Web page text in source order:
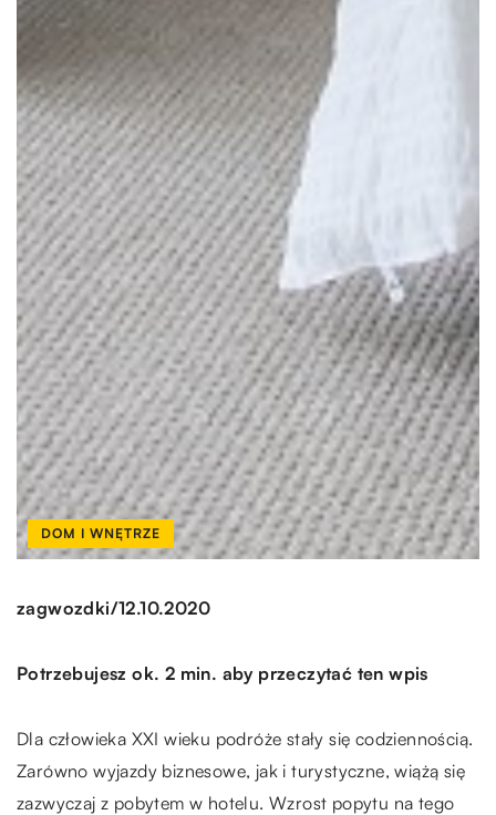
DOM I WNĘTRZE
zagwozdki/12.10.2020
Potrzebujesz ok. 2 min. aby przeczytać ten wpis
Dla człowieka XXI wieku podróże stały się codziennością.
Zarówno wyjazdy biznesowe, jak i turystyczne, wiążą się
zazwyczaj z pobytem w hotelu. Wzrost popytu na tego